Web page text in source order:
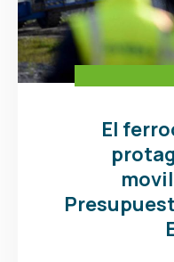
El